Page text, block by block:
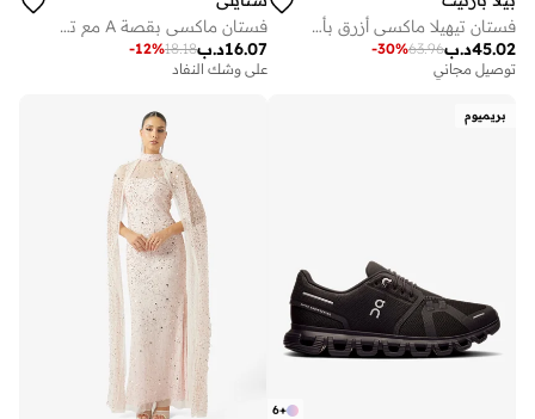
فستان تيهيلا ماكسي أزرق بأكمام طويلة وتصميم مكشكش
د.ب45.02
63.96
-30%
توصيل مجاني
فستان ماكسي بقصة A مع تفاصيل مكشكشة - أحمر
د.ب16.07
18.18
-12%
على وشك النفاد
بريميوم
+
6